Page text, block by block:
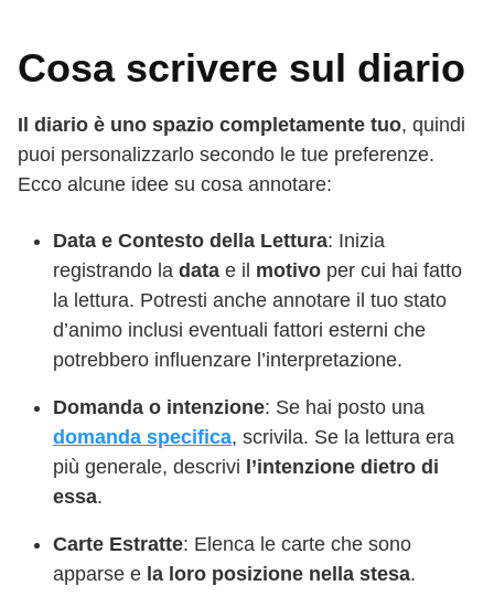
Cosa scrivere sul diario
Il diario è uno spazio completamente tuo, quindi
puoi personalizzarlo secondo le tue preferenze.
Ecco alcune idee su cosa annotare:
Data e Contesto della Lettura: Inizia
registrando la data e il motivo per cui hai fatto
la lettura. Potresti anche annotare il tuo stato
d’animo inclusi eventuali fattori esterni che
potrebbero influenzare l’interpretazione.
Domanda o intenzione: Se hai posto una
domanda specifica, scrivila. Se la lettura era
più generale, descrivi l’intenzione dietro di
essa.
Carte Estratte: Elenca le carte che sono
apparse e la loro posizione nella stesa.